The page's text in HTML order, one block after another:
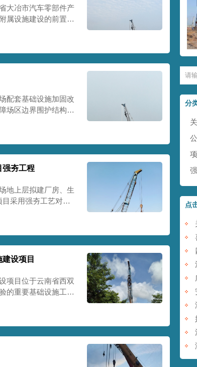
大冶市汽车零部件产
属设施建设的前置基
力偏低。汽车零部件
配套基础设施加固改
场区边界围护结构稳
地土层松散、回填
强夯工程
地上层拟建厂房、生
采用强夯工艺对地
力与均匀性，消除不
设项目
项目位于云南省西双
的重要基础设施工
除不均匀沉降，满足
分
点